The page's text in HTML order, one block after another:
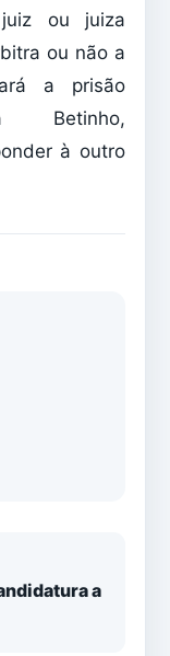
ou juiza
ou não a
a prisão
Betinho,
à outro
a